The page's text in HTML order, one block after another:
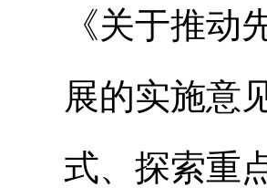
《关于推
展的实施意
式、探索重